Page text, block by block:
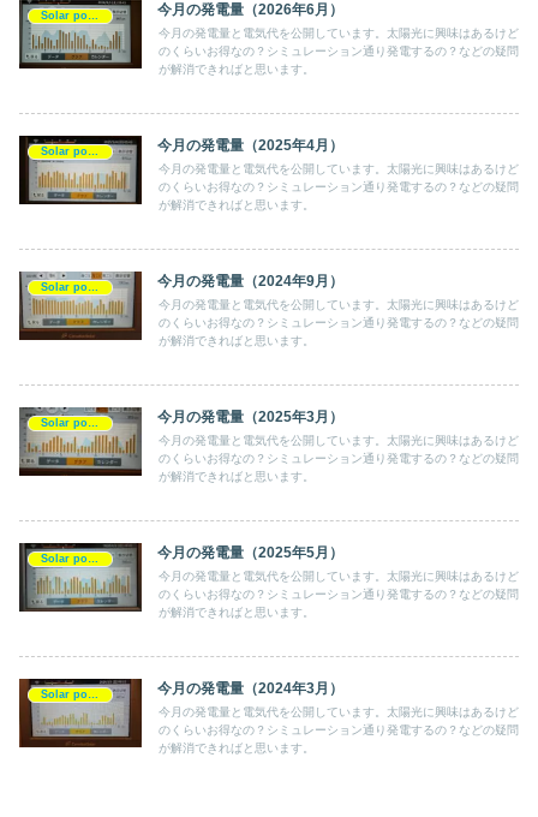
Solar power 今月の発電量（2026年6月）
今月の発電量と電気代を公開しています。太陽光に興味はあるけど
のくらいお得なの？シミュレーション通り発電するの？などの疑問
が解消できればと思います。
Solar power 今月の発電量（2025年4月）
今月の発電量と電気代を公開しています。太陽光に興味はあるけど
のくらいお得なの？シミュレーション通り発電するの？などの疑問
が解消できればと思います。
今月の発電量（2024年9月）
今月の発電量と電気代を公開しています。太陽光に興味はあるけど
のくらいお得なの？シミュレーション通り発電するの？などの疑問
が解消できればと思います。
今月の発電量（2025年3月）
今月の発電量と電気代を公開しています。太陽光に興味はあるけど
のくらいお得なの？シミュレーション通り発電するの？などの疑問
が解消できればと思います。
今月の発電量（2025年5月）
今月の発電量と電気代を公開しています。太陽光に興味はあるけど
のくらいお得なの？シミュレーション通り発電するの？などの疑問
が解消できればと思います。
今月の発電量（2024年3月）
今月の発電量と電気代を公開しています。太陽光に興味はあるけど
のくらいお得なの？シミュレーション通り発電するの？などの疑問
が解消できればと思います。